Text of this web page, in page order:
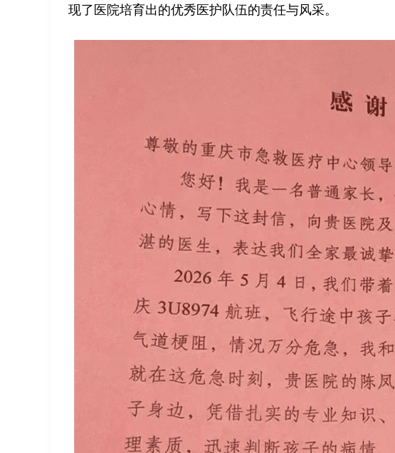
现了医院培育出的优秀医护队伍的责任与风采。